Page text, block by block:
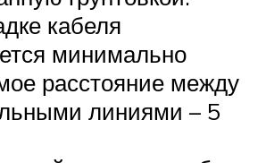
кабеля
минимально
расстояние между
линиями – 5